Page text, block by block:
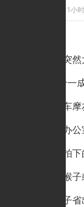
1小
铜价为何突
2020双十一成
哈啰电动车摩
成都蛋壳办
嫦娥五号拍
研究表明猴
一个金镯子